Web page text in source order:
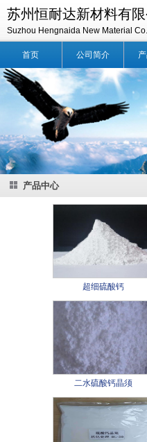
苏州恒耐达新材料有限
Suzhou Hengnaida New Material
首页 公司简介
产品中心
超细硫酸钙
二水硫酸钙晶须